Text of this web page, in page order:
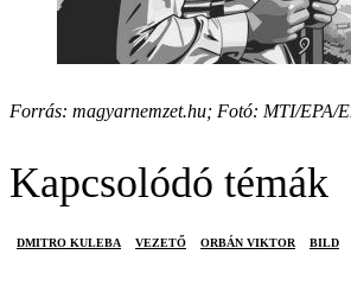
Forrás: magyarnemzet.hu; Fotó: MTI/EPA/
Kapcsolódó témák
DMITRO KULEBA VEZETŐ ORBÁN VIKTOR BILD